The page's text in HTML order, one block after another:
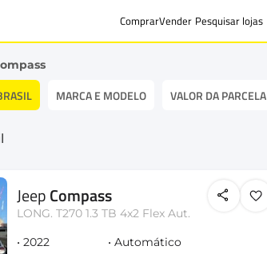
ComprarVender Pesquisar lojas
MARCA E MODELO VALOR DA PARCELA
JeepCompass
LONG. T270 1.3 TB 4x2 Flex Aut.
2022
Automático